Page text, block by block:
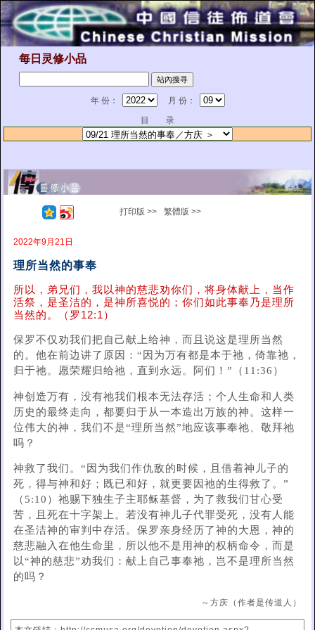
每日灵修小品
年 份：
月 份：
目 录
打印版 >> 繁體版 >>
2022年9月21日
理所当然的事奉
所以，弟兄们，我以神的慈悲劝你们，将身体献上，当作
活祭，是圣洁的，是神所喜悦的；你们如此事奉乃是理所
当然的。（罗12:1）
保罗不仅劝我们把自己献上给神，而且说这是理所当然
的。他在前边讲了原因：“因为万有都是本于祂，倚靠祂，
归于祂。愿荣耀归给祂，直到永远。阿们！”（11:36）
神创造万有，没有祂我们根本无法存活；个人生命和人类
历史的最终走向，都要归于从一本造出万族的神。这样一
位伟大的神，我们不是“理所当然”地应该事奉祂、敬拜祂
吗？
神救了我们。“因为我们作仇敌的时候，且借着神儿子的
死，得与神和好；既已和好，就更要因祂的生得救了。”
（5:10）祂赐下独生子主耶稣基督，为了救我们甘心受
苦，且死在十字架上。若没有神儿子代罪受死，没有人能
在圣洁神的审判中存活。保罗亲身经历了神的大恩，神的
慈悲融入在他生命里，所以他不是用神的权柄命令，而是
以“神的慈悲”劝我们：献上自己事奉祂，岂不是理所当然
的吗？
～方庆（作者是传道人）